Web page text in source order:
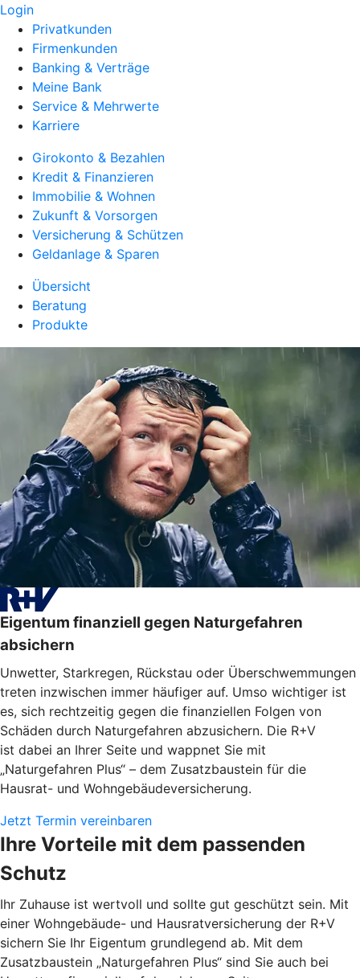
Login
Privatkunden
Firmenkunden
Banking & Verträge
Meine Bank
Service & Mehrwerte
Karriere
Girokonto & Bezahlen
Kredit & Finanzieren
Immobilie & Wohnen
Zukunft & Vorsorgen
Versicherung & Schützen
Geldanlage & Sparen
Übersicht
Beratung
Produkte
Eigentum finanziell gegen Naturgefahren
absichern
Unwetter, Starkregen, Rückstau oder Überschwemmungen
treten inzwischen immer häufiger auf. Umso wichtiger ist
es, sich rechtzeitig gegen die finanziellen Folgen von
Schäden durch Naturgefahren abzusichern. Die R+V
ist dabei an Ihrer Seite und wappnet Sie mit
„Naturgefahren Plus“ – dem Zusatzbaustein für die
Hausrat- und Wohngebäudeversicherung.
Jetzt Termin vereinbaren
Ihre Vorteile mit dem passenden
Schutz
Ihr Zuhause ist wertvoll und sollte gut geschützt sein. Mit
einer Wohngebäude- und Hausratversicherung der R+V
sichern Sie Ihr Eigentum grundlegend ab. Mit dem
Zusatzbaustein „Naturgefahren Plus“ sind Sie auch bei